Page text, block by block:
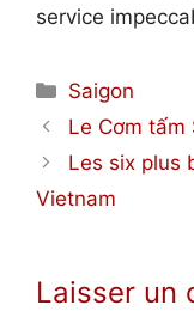
service
Catégories
Saigon
Le Cơm tấm
Les six plus
Vietnam
Laisser un